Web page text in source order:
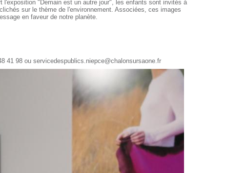
l'exposition "Demain est un autre jour", les enfants sont invités à
sur le thème de l'environnement. Associées, ces images
en faveur de notre planète.
41 98 ou servicedespublics.niepce@chalonsursaone.fr